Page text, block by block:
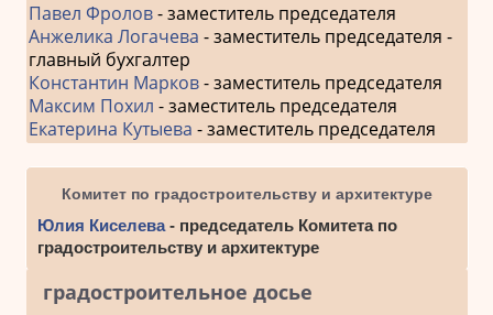
Павел Фролов- заместитель председателя
Анжелика Логачева - заместитель председателя -
главный бухгалтер
Константин Марков- заместитель председателя
Максим Похил - заместитель председателя
Екатерина Кутыева - заместитель председателя
Комитет по градостроительству и архитектуре
Юлия Киселева- председатель Комитета по
градостроительству и архитектуре
градостроительное досье